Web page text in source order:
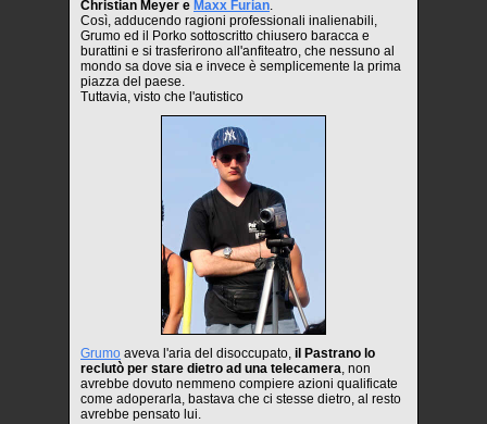
Christian Meyer e Maxx Furian
Così, adducendo ragioni professionali inalienabili,
Grumo ed il Porko sottoscritto chiusero baracca e
burattini e si trasferirono all'anfiteatro, che nessuno al
mondo sa dove sia e invece è semplicemente la prima
piazza del paese.
Tuttavia, visto che l'autistico
Grumo aveva l'aria del disoccupato, il Pastrano lo
reclutò per stare dietro ad una telecamera , non
avrebbe dovuto nemmeno compiere azioni qualificate
come adoperarla, bastava che ci stesse dietro, al resto
avrebbe pensato lui.